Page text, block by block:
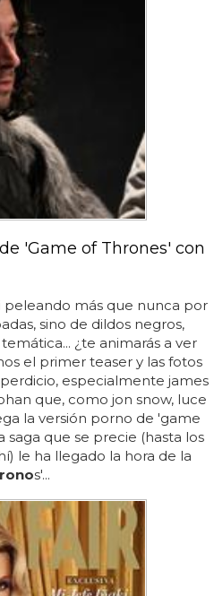
'Game of Thrones' con
peleando más que nunca por
sino de dildos negros,
¿te animarás a ver
el primer teaser y las fotos
especialmente james
que, como jon snow, luce
la versión porno de 'game
saga que se precie (hasta los
le ha llegado la hora de la
s'...